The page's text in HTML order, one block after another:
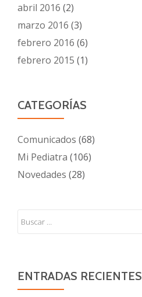
abril 2016 (2)
marzo 2016 (3)
febrero 2016 (6)
febrero 2015 (1)
CATEGORÍAS
Comunicados (68)
Mi Pediatra (106)
Novedades (28)
ENTRADAS RECIENTES